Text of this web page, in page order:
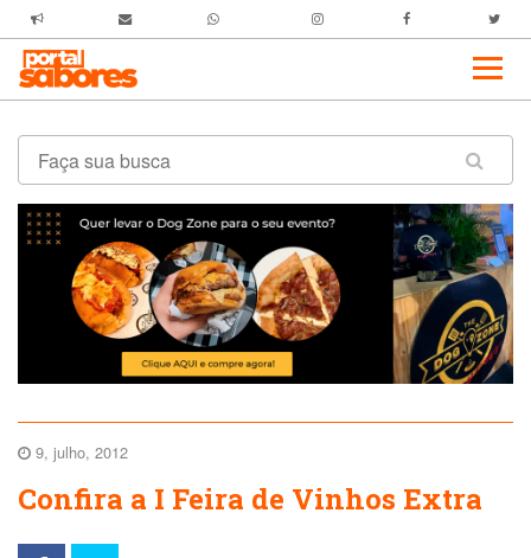
9, julho, 2012
Confira a I Feira de Vinhos Extra